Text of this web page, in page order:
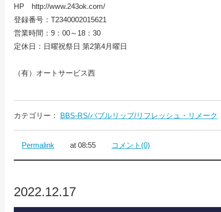
HP http://www.243ok.com/
登録番号：T2340002015621
営業時間：9：00～18：30
定休日：日曜祝祭日 第2第4月曜日
（有）オートサービス西
カテゴリー： BBS-RS/バブルリップ/リフレッシュ・リメーク
Permalink at 08:55 コメント(0)
2022.12.17